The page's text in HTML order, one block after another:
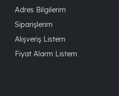
Adres Bilgilerim
Siparişlerim
Alışveriş Listem
Fiyat Alarm Listem